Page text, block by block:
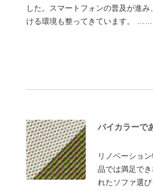
した。スマートフォンの普及が進
ける環境も整ってきています。 ……
バイカラーで
リノベーショ
品では満足で
れたソファ選